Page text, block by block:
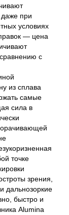
при
условиях
— цена
с
из сплава
самые
сила в
точке
зрения,
дальнозоркие
быстро и
Alumina